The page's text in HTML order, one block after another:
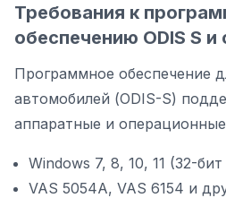
Требования к
обеспечению ODIS S
Программное обеспечение
автомобилей (ODIS-S)
аппаратные и
Windows 7, 8, 10, 11 (32-
VAS 5054A, VAS 6154 и